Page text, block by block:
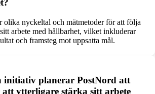
olika nyckeltal och mätmetoder för att följa
arbete med hållbarhet, vilket inkluderar
och framsteg mot uppsatta mål.
planerar PostNord att
ytterligare stärka sitt arbete